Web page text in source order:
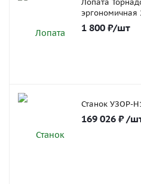
Лопата
1 800 ₽/шт
Станок УЗОР-
169 026 ₽ /